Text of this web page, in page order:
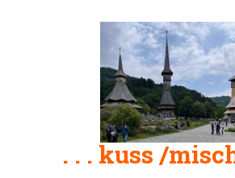
. . . kuss /